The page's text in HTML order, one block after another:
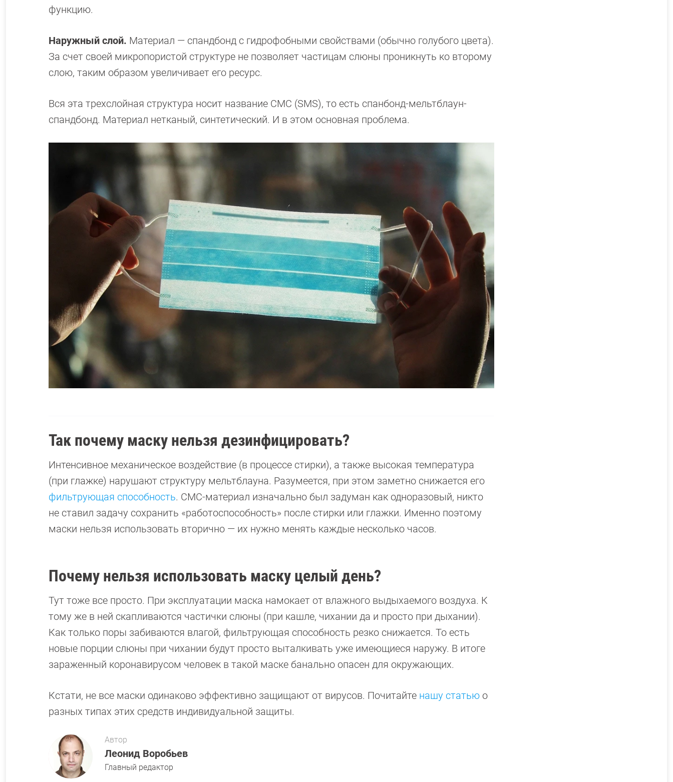
функцию.
Наружный слой. Материал — спандбонд с гидрофобными свойствами (обычно голубого цвета).
За счет своей микропористой структуре не позволяет частицам слюны проникнуть ко второму
слою, таким образом увеличивает его ресурс.
Вся эта трехслойная структура носит название СМС (SMS), то есть спанбонд-мельтблаун-
спандбонд. Материал нетканый, синтетический. И в этом основная проблема.
Так почему маску нельзя дезинфицировать?
Интенсивное механическое воздействие (в процессе стирки), а также высокая температура
(при глажке) нарушают структуру мельтблауна. Разумеется, при этом заметно снижается его
фильтрующая способность. СМС-материал изначально был задуман как одноразовый, никто
не ставил задачу сохранить «работоспособность» после стирки или глажки. Именно поэтому
маски нельзя использовать вторично — их нужно менять каждые несколько часов.
Почему нельзя использовать маску целый день?
Тут тоже все просто. При эксплуатации маска намокает от влажного выдыхаемого воздуха. К
тому же в ней скапливаются частички слюны (при кашле, чихании да и просто при дыхании).
Как только поры забиваются влагой, фильтрующая способность резко снижается. То есть
новые порции слюны при чихании будут просто выталкивать уже имеющиеся наружу. В итоге
зараженный коронавирусом человек в такой маске банально опасен для окружающих.
Кстати, не все маски одинаково эффективно защищают от вирусов. Почитайте нашу статью о
разных типах этих средств индивидуальной защиты.
Автор
Леонид Воробьев
Главный редактор